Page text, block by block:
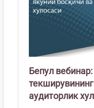
Бепул
аудиторлик